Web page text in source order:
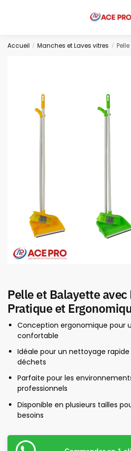
Accueil / Manches et Laves vitres / Pelle et
Pelle et Balayette avec
Pratique et
Conception ergonomique pour
confortable
Idéale pour un nettoyage
déchets
Parfaite pour les
professionnels
Disponible en plusieurs tailles
besoins